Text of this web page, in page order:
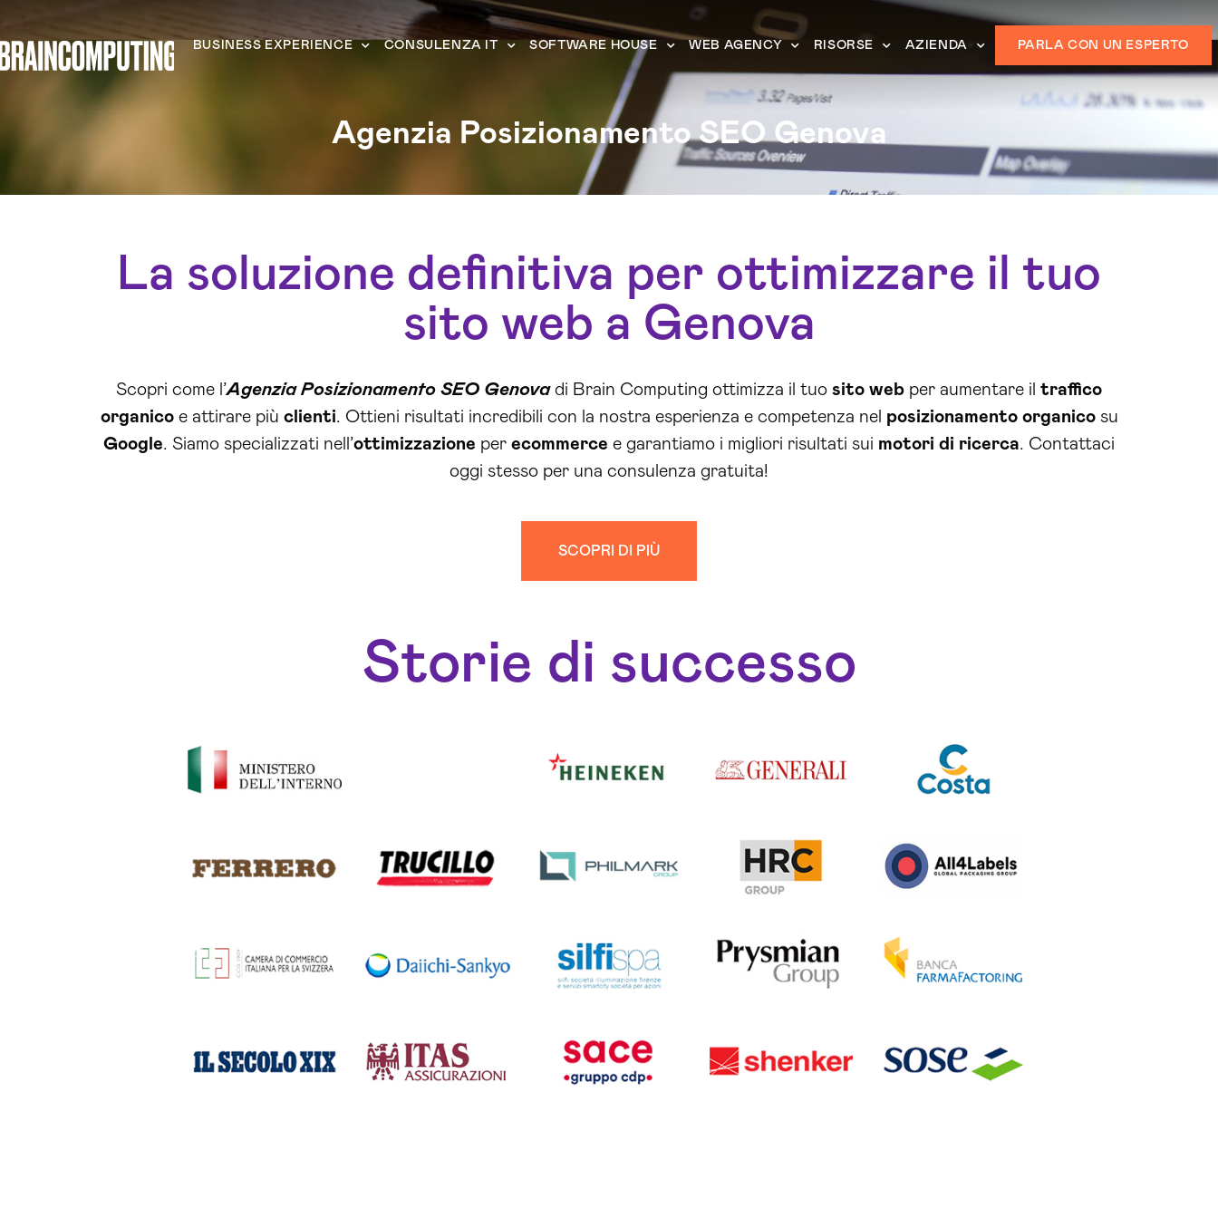
BUSINESS EXPERIENCE CONSULENZA IT SOFTWARE HOUSE WEB AGENCY RISORSE AZIENDA PARLA CON UN ESPERTO
Agenzia Posizionamento SEO Genova
La soluzione definitiva per ottimizzare il tuo
sito web a Genova
Scopri come l’Agenzia Posizionamento SEO Genovadi Brain Computing ottimizza il tuo sito web per aumentare il traffico
organicoe attirare più clienti. Ottieni risultati incredibili con la nostra esperienza e competenza nel posizionamento organicosu
Google. Siamo specializzati nell’ottimizzazione per ecommerce e garantiamo i migliori risultati sui motori di ricerca. Contattaci
oggi stesso per una consulenza gratuita!
SCOPRI DI PIÙ
Storie di successo